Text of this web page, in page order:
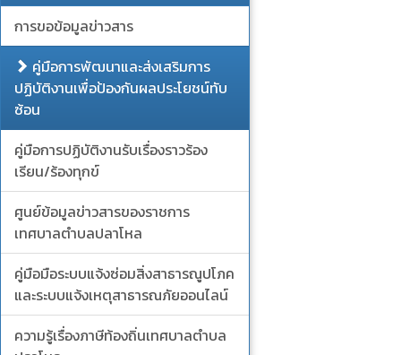
การขอข้อมูลข่าวสาร
คู่มือการพัฒนาและส่งเสริมการ
ปฏิบัติงานเพื่อป้องกันผลประโยชน์ทับ
ซ้อน
คู่มือการปฏิบัติงานรับเรื่องราวร้อง
เรียน/ร้องทุกข์
ศูนย์ข้อมูลข่าวสารของราชการ
เทศบาลตำบลปลาโหล
คู่มือมือระบบแจ้งซ่อมสิ่งสาธารณูปโภค
และระบบแจ้งเหตุสาธารณภัยออนไลน์
ความรู้เรื่องภาษีท้องถิ่นเทศบาลตำบล